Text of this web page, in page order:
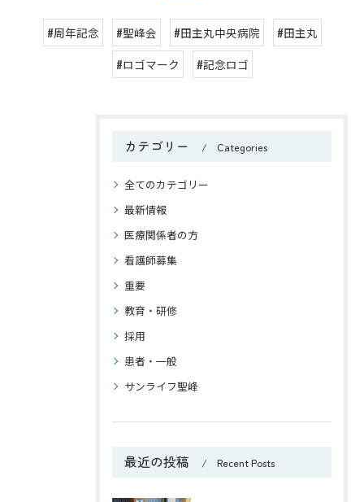
#周年記念 #聖峰会 #田主丸中央病院
#田主丸
#ロゴマーク
#記念ロゴ
カテゴリー Categories
全てのカテゴリー
最新情報
医療関係者の方
看護師募集
重要
教育・研修
採用
患者・一般
サンライフ聖峰
最近の投稿 Recent Posts